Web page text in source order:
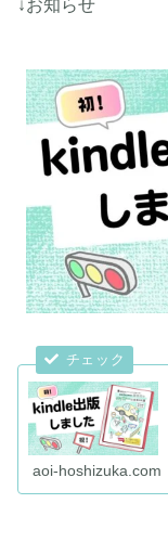
↓お知らせ
aoi-hoshizuka.com